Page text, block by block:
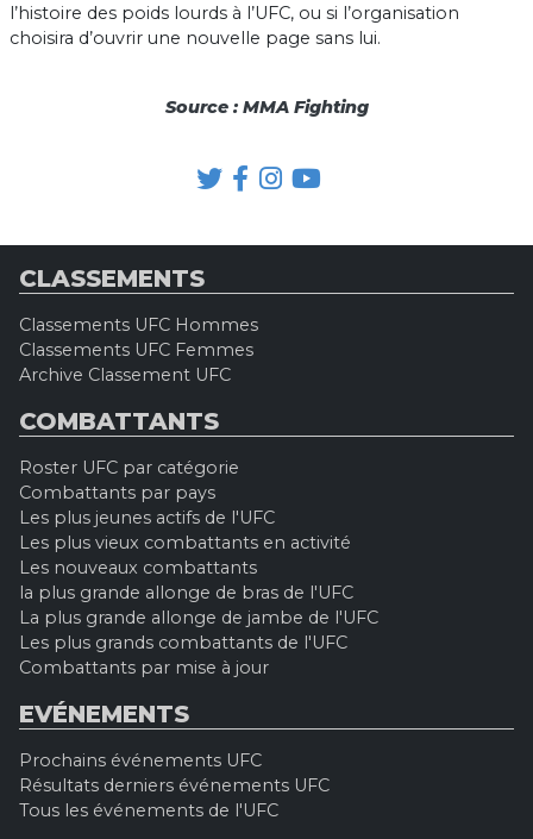
l’histoire des poids lourds à l’UFC, ou si l’organisation
choisira d’ouvrir une nouvelle page sans lui.
Source : MMA Fighting
CLASSEMENTS
Classements UFC Hommes
Classements UFC Femmes
Archive Classement UFC
COMBATTANTS
Roster UFC par catégorie
Combattants par pays
Les plus jeunes actifs de l'UFC
Les plus vieux combattants en activité
Les nouveaux combattants
la plus grande allonge de bras de l'UFC
La plus grande allonge de jambe de l'UFC
Les plus grands combattants de l'UFC
Combattants par mise à jour
EVÉNEMENTS
Prochains événements UFC
Résultats derniers événements UFC
Tous les événements de l'UFC